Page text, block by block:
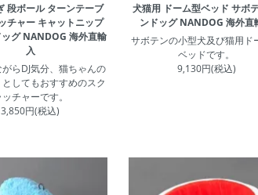
段ボール ターンテーブ
チャー キャットニップ
グ NANDOG 海外直輸
入
らDJ気分、猫ちゃんの
してもおすすめのスク
チャーです。
3,850円(税込)
犬猫用 ドーム型ベッド サボ
ンドッグ NANDOG 海外直
サボテンの小型犬及び猫用ド
ベッドです。
9,130円(税込)